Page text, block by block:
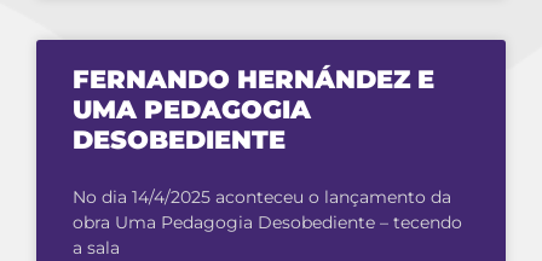
FERNANDO HERNÁNDEZ E
UMA PEDAGOGIA
DESOBEDIENTE
No dia 14/4/2025 aconteceu o lançamento da
obra Uma Pedagogia Desobediente – tecendo
a sala